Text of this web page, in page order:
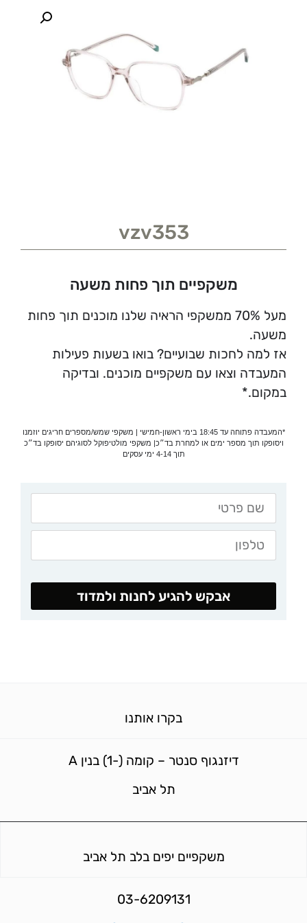
vzv353
משקפיים תוך פחות משעה
מעל 70% ממשקפי הראיה שלנו מוכנים תוך פחות
משעה.
אז למה לחכות שבועיים? בואו בשעות פעילות
המעבדה וצאו עם משקפיים מוכנים. ובדיקה
במקום.*
*המעבדה פתוחה עד 18:45 בימי ראשון-חמישי | משקפי שמש/מספרים חריגים יוזמנו
ויסופקו תוך מספר ימים או למחרת בד״כ| משקפי מולטיפוקל לסוגיהם יסופקו בד״כ
תוך 4-14 ימי עסקים
אבקש להגיע לחנות ולמדוד
בקרו אותנו
דיזנגוף סנטר – קומה (-1) בנין A
תל אביב
משקפיים יפים בלב תל אביב
03-6209131